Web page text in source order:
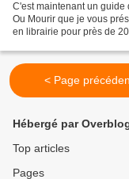
C'est maintenant un
Ou Mourir que je vous
en librairie pour près de
< Page
Hébergé par
Top articles
Pages